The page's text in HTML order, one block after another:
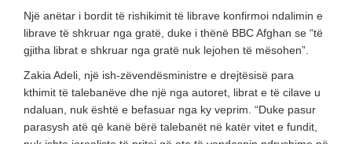
Një anëtar i bordit të rishikimit të librave konfirmoi ndalimin e
librave të shkruar nga gratë, duke i thënë BBC Afghan se “të
gjitha librat e shkruar nga gratë nuk lejohen të mësohen”.
Zakia Adeli, një ish-zëvendësministre e drejtësisë para
kthimit të talebanëve dhe një nga autoret, librat e të cilave u
ndaluan, nuk është e befasuar nga ky veprim. “Duke pasur
parasysh atë që kanë bërë talebanët në katër vitet e fundit,